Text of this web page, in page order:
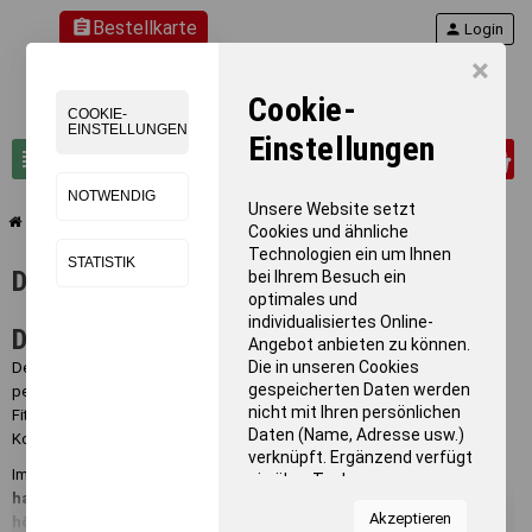
×
COOKIE-
EINSTELLUNGEN
NOTWENDIG
STATISTIK
Cookie-
Einstellungen
Unsere Website setzt
Cookies und ähnliche
Technologien ein um Ihnen
bei Ihrem Besuch ein
optimales und
individualisiertes Online-
Angebot anbieten zu können.
Die in unseren Cookies
gespeicherten Daten werden
nicht mit Ihren persönlichen
Daten (Name, Adresse usw.)
verknüpft. Ergänzend verfügt
sie über Tools von
Statistiken zur Nutzung
Akzeptieren
assignmentBestellkarte
view_headline search
person Login
Design-Matten
Design-Matten
Design-Turnmatten mit tollen Motiven
Design-Turnmatten verbinden Funktionalität mit moderner Optik
perfekt für Schulen, Kitas, Therapieeinrichtungen oder stylishe
Fitnessräume. Sie bringen Farbe und Ästhetik in die Halle, ohne
Kompromisse bei Sicherheit oder Qualität einzugehen.
Im Sortiment von BENZ Sport finden Sie Design-Matten, die sich
harmonisch in jedes Raumkonzept
im Sport- und Bewegungsbereich gerecht